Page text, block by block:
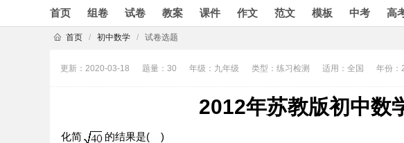
首页 组卷 试卷 教案 课件 作文 范文 模板 中考 高
首页 / 初中数学 / 试卷选题
更新：2020-03-18 题量：30 年级：九年级 类型：练习检测 适用：全国 年份：
2012年苏教版初中数
化简 的结果是( )